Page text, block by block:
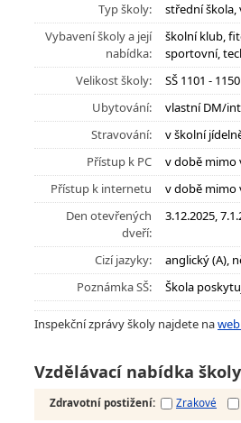
Typ školy:
střední škola,
Vybavení školy a její
nabídka:
školní klub,
sportovní,
Velikost školy:
SŠ 1101 -
Ubytování:
vlastní DM/
Stravování:
v školní
Přístup k PC
v době mimo
Přístup k internetu
v době mimo
Den otevřených
dveří:
3.12.2025,
Cizí jazyky:
anglický (A),
Poznámka SŠ:
Škola
Inspekční zprávy školy najdete na
Vzdělávací nabídka
Zdravotní postižení: Zrakové